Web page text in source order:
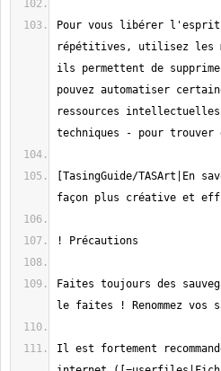
Pour vous libérer l'esprit,
répétitives, utilisez les
ils permettent de
pouvez automatiser
ressources
[TasingGuide/TASArt|En
Faites toujours des
Il est fortement